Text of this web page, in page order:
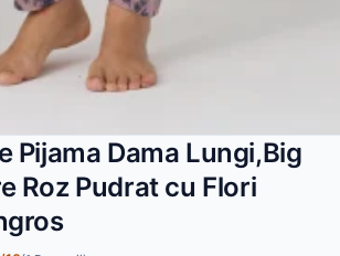
Pijama Dama Lungi,Big
Roz Pudrat cu Flori